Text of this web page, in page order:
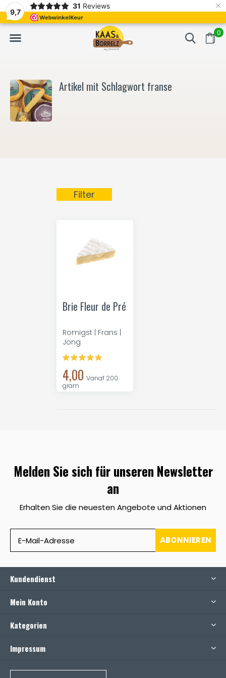
9,7
31 Reviews ×
0
Frisch geschnitten und vakuumverpackt. Meistens Lieferung
Artikel mit Schlagwort franse
Filter
Brie Fleur de Pré
Romigst | Frans |
Jong
4,00 Vanaf 200
gram
Melden Sie sich für unseren Newsletter
an
Erhalten Sie die neuesten Angebote und Aktionen
ABONNIEREN
Kundendienst
Mein Konto
Kategorien
Impressum